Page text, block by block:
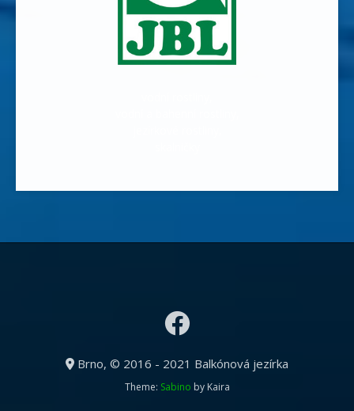
Brno, © 2016 - 2021 Balkónová jezírka
Theme: Sabino by Kaira